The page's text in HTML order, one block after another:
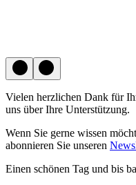
Vielen herzlichen Dank für
uns über Ihre Unterstützung.
Wenn Sie gerne wissen
abonnieren Sie unseren
Einen schönen Tag und bis